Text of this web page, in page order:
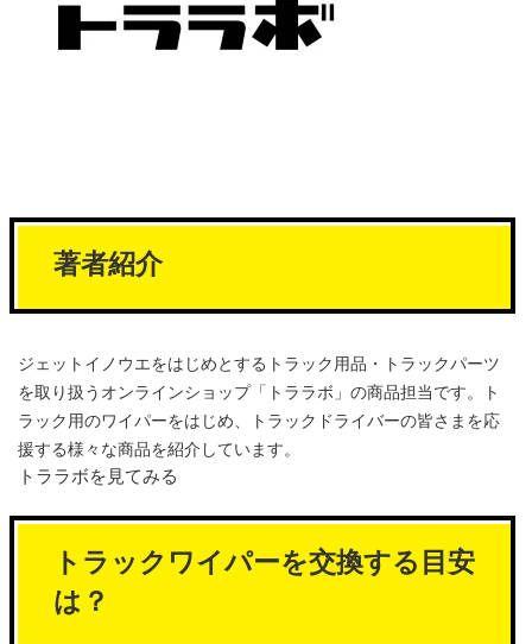
著者紹介
ジェットイノウエをはじめとするトラック用品・トラックパーツ
を取り扱うオンラインショップ「トララボ」の商品担当です。ト
ラック用のワイパーをはじめ、トラックドライバーの皆さまを応
援する様々な商品を紹介しています。
トララボを見てみる
トラックワイパーを交換する目安
は？